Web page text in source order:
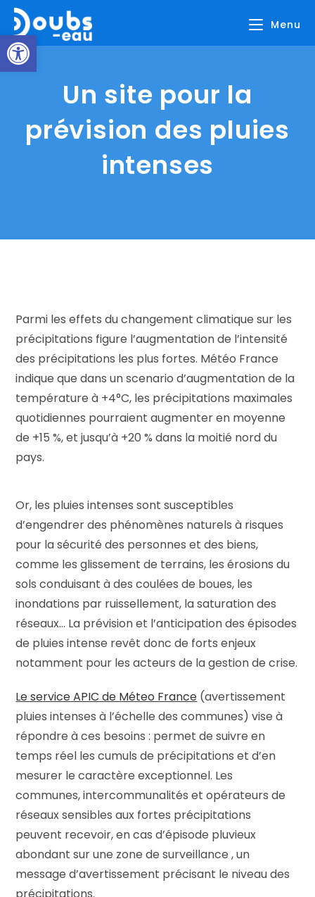
Ouvrir la barre d’outils
Skip
content
Menu
Un site pour la
prévision des pluies
intenses
Parmi les effets du changement climatique sur les
précipitations figure l’augmentation de l’intensité
des précipitations les plus fortes. Météo France
indique que dans un scenario d’augmentation de la
température à +4°C, les précipitations maximales
quotidiennes pourraient augmenter en moyenne
de +15 %, et jusqu’à +20 % dans la moitié nord du
pays.
Or, les pluies intenses sont susceptibles
d’engendrer des phénomènes naturels à risques
pour la sécurité des personnes et des biens,
comme les glissement de terrains, les érosions du
sols conduisant à des coulées de boues, les
inondations par ruissellement, la saturation des
réseaux… La prévision et l’anticipation des épisodes
de pluies intense revêt donc de forts enjeux
notamment pour les acteurs de la gestion de crise.
Le service APIC de Méteo France (avertissement
pluies intenses à l’échelle des communes) vise à
répondre à ces besoins : permet de suivre en
temps réel les cumuls de précipitations et d’en
mesurer le caractère exceptionnel. Les
communes, intercommunalités et opérateurs de
réseaux sensibles aux fortes précipitations
peuvent recevoir, en cas d’épisode pluvieux
abondant sur une zone de surveillance , un
message d’avertissement précisant le niveau des